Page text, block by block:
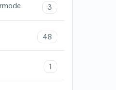
3
48
1